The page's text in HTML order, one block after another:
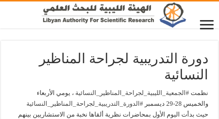
دورة التدريبية لجراحة المناظير
النسائية
نظمت#الجمعية_الليبية_لجراحة_المناظير_النسائية ، يومي الأربعاء
والخميس 28-29 ديسمبر
#الدورة_التدريبية_لجراحة_المناظير_النسائية
حيث بدأت اليوم الأول بمحاضرات نظرية ألقاها نخبة من الاستشاريين بينهم